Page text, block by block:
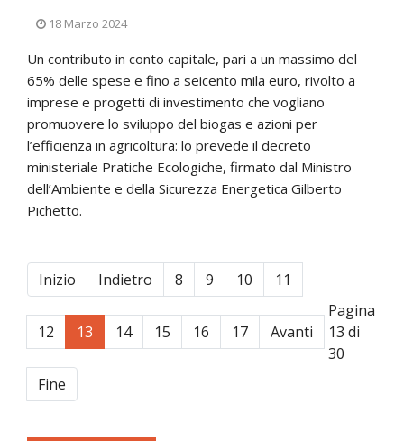
18 Marzo 2024
Un contributo in conto capitale, pari a un massimo del
65% delle spese e fino a seicento mila euro, rivolto a
imprese e progetti di investimento che vogliano
promuovere lo sviluppo del biogas e azioni per
l’efficienza in agricoltura: lo prevede il decreto
ministeriale Pratiche Ecologiche, firmato dal Ministro
dell’Ambiente e della Sicurezza Energetica Gilberto
Pichetto.
Inizio Indietro 8 9 10 11
12 13 14 15 16 17 Avanti
Fine
Pagina
13 di
30